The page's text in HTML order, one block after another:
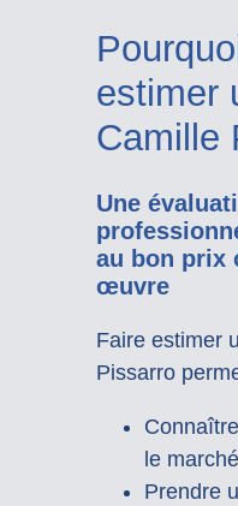
estimer
Camille
Une
au bon prix
œuvre
Faire estimer
Pissarro
le
Prendre